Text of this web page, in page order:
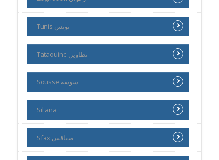
Tunis تونس
Tataouine تطاوين
Sousse سوسة
Siliana
Sfax صفاقس